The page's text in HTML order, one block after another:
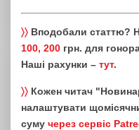
〉〉 Вподобали статтю?
100, 200 грн. для
Наші рахунки – тут.
〉〉 Кожен читач
налаштувати
суму через сервіс